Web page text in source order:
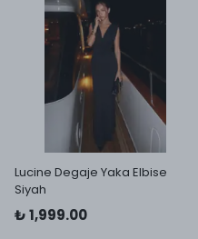
Lucine Degaje Yaka Elbise
Siyah
₺ 1,999.00